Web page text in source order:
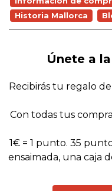
Historia Mallorca
Únete a
Recibirás tu regalo
Con todas tus
1€ = 1 punto. 35
ensaimada, una caja